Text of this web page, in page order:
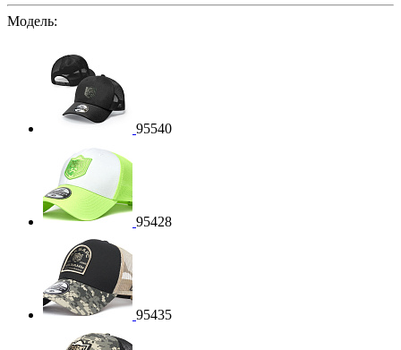
Модель:
95540
95428
95435